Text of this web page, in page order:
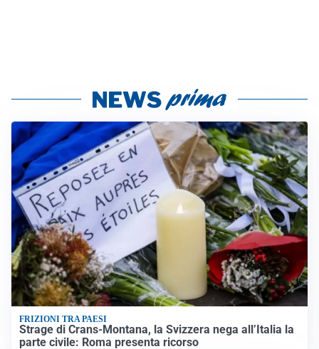
FRIZIONI TRA PAESI
Strage di Crans-Montana, la Svizzera nega all’Italia la
parte civile: Roma presenta ricorso